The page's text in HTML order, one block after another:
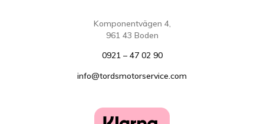
Komponentvägen 4,
961 43 Boden
0921 – 47 02 90
info@tordsmotorservice.com